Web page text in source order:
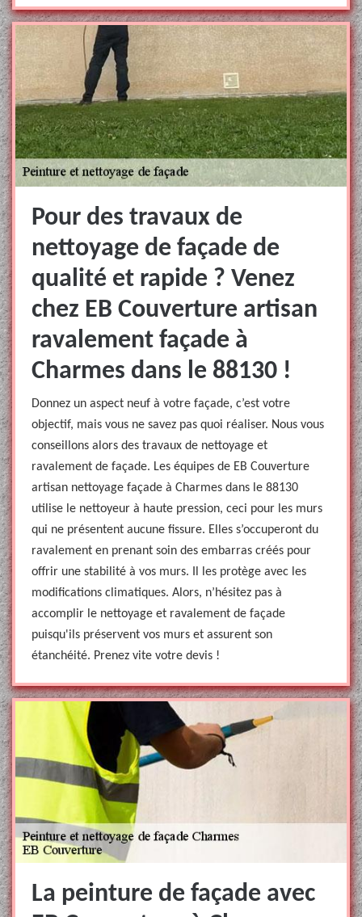
Pour des travaux de
nettoyage de façade de
qualité et rapide ? Venez
chez EB Couverture artisan
ravalement façade à
Charmes dans le 88130 !
Donnez un aspect neuf à votre façade, c’est votre
objectif, mais vous ne savez pas quoi réaliser. Nous vous
conseillons alors des travaux de nettoyage et
ravalement de façade. Les équipes de EB Couverture
artisan nettoyage façade à Charmes dans le 88130
utilise le nettoyeur à haute pression, ceci pour les murs
qui ne présentent aucune fissure. Elles s’occuperont du
ravalement en prenant soin des embarras créés pour
offrir une stabilité à vos murs. Il les protège avec les
modifications climatiques. Alors, n’hésitez pas à
accomplir le nettoyage et ravalement de façade
puisqu'ils préservent vos murs et assurent son
étanchéité. Prenez vite votre devis !
La peinture de façade avec